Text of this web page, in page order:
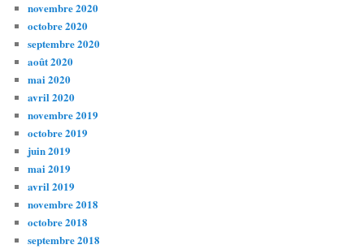
novembre 2020
octobre 2020
septembre 2020
août 2020
mai 2020
avril 2020
novembre 2019
octobre 2019
juin 2019
mai 2019
avril 2019
novembre 2018
octobre 2018
septembre 2018